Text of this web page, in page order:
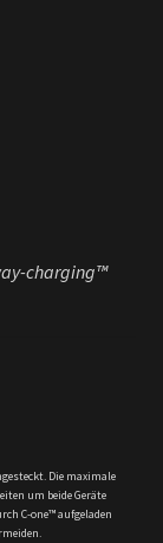
charging™
Die maximale
um beide Geräte
C-one™ aufgeladen